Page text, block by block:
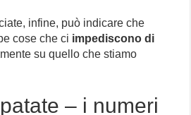
infine, può indicare che
cose che ci impediscono di
su quello che stiamo
– i numeri